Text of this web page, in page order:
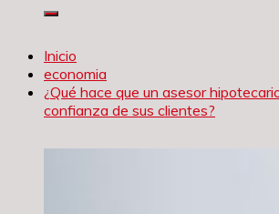
Inicio
economia
¿Qué hace que un asesor
confianza de sus clientes?